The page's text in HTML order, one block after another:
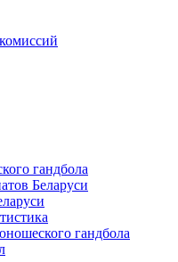
гандбола
Беларуси
гандбола